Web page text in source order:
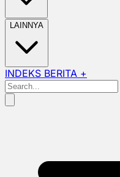
LAINNYA
INDEKS BERITA +